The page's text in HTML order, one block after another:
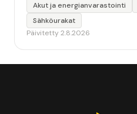
Akut ja energianvarastointi
Sähköurakat
Päivitetty 2.8.2026